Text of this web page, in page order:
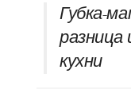
Губка-
разница
кухни